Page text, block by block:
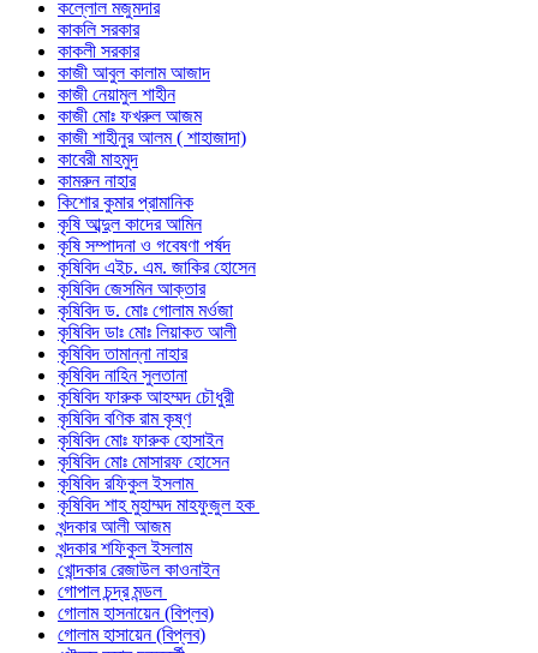
কল্লোল মজুমদার
কাকলি সরকার
কাকলী সরকার
কাজী আবুল কালাম আজাদ
কাজী নেয়ামুল শাহীন
কাজী মোঃ ফখরুল আজম
কাজী শাহীনুর আলম ( শাহাজাদা)
কাবেরী মাহমুদ
কামরুন নাহার
কিশোর কুমার প্রামানিক
কৃষি আব্দুল কাদের আমিন
কৃষি সম্পাদনা ও গবেষণা পর্ষদ
কৃষিবিদ এইচ. এম. জাকির হোসেন
কৃষিবিদ জেসমিন আক্তার
কৃষিবিদ ড. মোঃ গোলাম মর্ওজা
কৃষিবিদ ডাঃ মোঃ লিয়াকত আলী
কৃষিবিদ তামান্না নাহার
কৃষিবিদ নাহিন সুলতানা
কৃষিবিদ ফারুক আহম্মদ চৌধুরী
কৃষিবিদ বণিক রাম কৃষ্ণ
কৃষিবিদ মোঃ ফারুক হোসাইন
কৃষিবিদ মোঃ মোসারফ হোসেন
কৃষিবিদ রফিকুল ইসলাম
কৃষিবিদ শাহ মুহাম্মদ মাহফুজুল হক
খন্দকার আলী আজম
খন্দকার শফিকুল ইসলাম
খোন্দকার রেজাউল কাওনাইন
গোপাল চন্দ্র মন্ডল
গোলাম হাসনায়েন (বিপ্লব)
গোলাম হাসায়েন (বিপ্লব)